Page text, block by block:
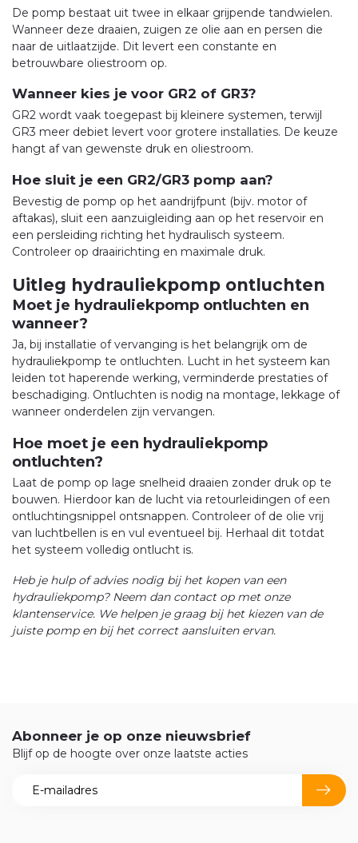
De pomp bestaat uit twee in elkaar grijpende tandwielen.
Wanneer deze draaien, zuigen ze olie aan en persen die
naar de uitlaatzijde. Dit levert een constante en
betrouwbare oliestroom op.
Wanneer kies je voor GR2 of GR3?
GR2 wordt vaak toegepast bij kleinere systemen, terwijl
GR3 meer debiet levert voor grotere installaties. De keuze
hangt af van gewenste druk en oliestroom.
Hoe sluit je een GR2/GR3 pomp aan?
Bevestig de pomp op het aandrijfpunt (bijv. motor of
aftakas), sluit een aanzuigleiding aan op het reservoir en
een persleiding richting het hydraulisch systeem.
Controleer op draairichting en maximale druk.
Uitleg hydrauliekpomp ontluchten
Moet je hydrauliekpomp ontluchten en
wanneer?
Ja, bij installatie of vervanging is het belangrijk om de
hydrauliekpomp te ontluchten. Lucht in het systeem kan
leiden tot haperende werking, verminderde prestaties of
beschadiging. Ontluchten is nodig na montage, lekkage of
wanneer onderdelen zijn vervangen.
Hoe moet je een hydrauliekpomp
ontluchten?
Laat de pomp op lage snelheid draaien zonder druk op te
bouwen. Hierdoor kan de lucht via retourleidingen of een
ontluchtingsnippel ontsnappen. Controleer of de olie vrij
van luchtbellen is en vul eventueel bij. Herhaal dit totdat
het systeem volledig ontlucht is.
Heb je hulp of advies nodig bij het kopen van een
hydrauliekpomp? Neem dan contact op met onze
klantenservice. We helpen je graag bij het kiezen van de
juiste pomp en bij het correct aansluiten ervan.
Abonneer je op onze nieuwsbrief
Blijf op de hoogte over onze laatste acties